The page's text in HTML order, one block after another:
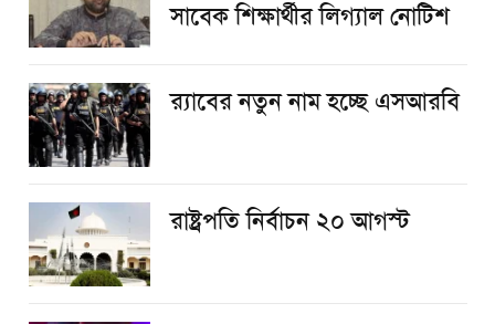
সাবেক শিক্ষার্থীর লিগ্যাল নোটিশ
র‌্যাবের নতুন নাম হচ্ছে এসআরবি
রাষ্ট্রপতি নির্বাচন ২০ আগস্ট